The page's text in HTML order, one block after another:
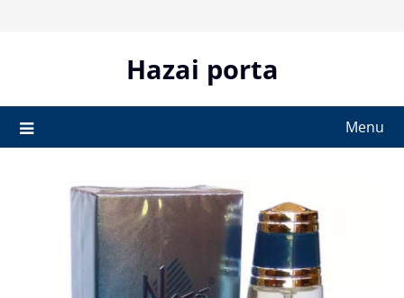
Hazai porta
Menu